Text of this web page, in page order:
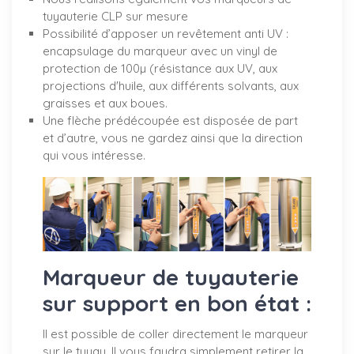
tuyauterie CLP sur mesure
Possibilité d’apposer un revêtement anti UV :
encapsulage du marqueur avec un vinyl de
protection de 100µ (résistance aux UV, aux
projections d'huile, aux différents solvants, aux
graisses et aux boues.
Une flèche prédécoupée est disposée de part
et d’autre, vous ne gardez ainsi que la direction
qui vous intéresse.
Marqueur de tuyauterie
sur support en bon état :
Il est possible de coller directement le marqueur